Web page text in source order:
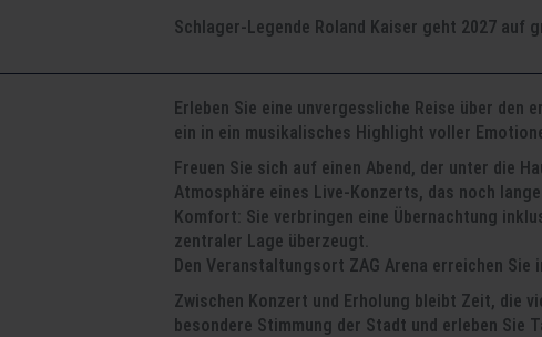
Schlager-Legende Roland Kaiser geht 2027 auf
Erleben Sie eine unvergessliche Reise über den
ein in ein musikalisches Highlight voller
Freuen Sie sich auf einen Abend, der unter die
Atmosphäre eines Live-Konzerts, das noch
Komfort: Sie verbringen eine Übernachtung
zentraler Lage überzeugt.
Den Veranstaltungsort ZAG Arena erreichen Sie
Zwischen Konzert und Erholung bleibt Zeit, die
besondere Stimmung der Stadt und erleben Sie